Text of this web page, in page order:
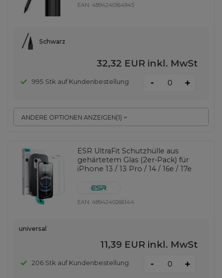
EAN: 4894240164945
ANDERE OPTIONEN ANZEIGEN(1)
Schwarz
32,32 EUR inkl. MwSt
995 Stk auf Kundenbestellung - +
ESR UltraFit Schutzhülle aus
gehärtetem Glas (2er-Pack) für
iPhone 13 / 13 Pro / 14 / 16e / 17e
EAN: 4894240266144
universal
11,39 EUR inkl. MwSt
206 Stk auf Kundenbestellung - +